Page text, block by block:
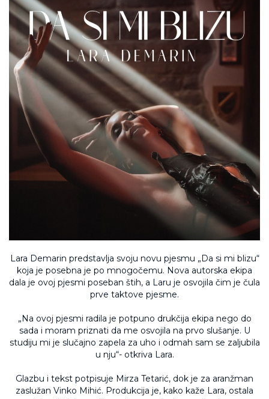
Lara Demarin predstavlja svoju novu pjesmu „Da si mi blizu“
koja je posebna je po mnogočemu. Nova autorska ekipa
dala je ovoj pjesmi poseban štih, a Laru je osvojila čim je čula
prve taktove pjesme.
„Na ovoj pjesmi radila je potpuno drukčija ekipa nego do
sada i moram priznati da me osvojila na prvo slušanje. U
studiju mi je slučajno zapela za uho i odmah sam se zaljubila
u nju“- otkriva Lara.
Glazbu i tekst potpisuje Mirza Tetarić, dok je za aranžman
zaslužan Vinko Mihić. Produkcija je, kako kaže Lara, ostala